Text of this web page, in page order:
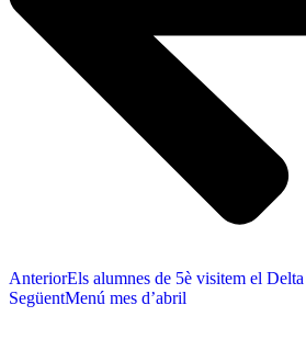
AnteriorEls alumnes de 5è visitem el
SegüentMenú mes d’abril